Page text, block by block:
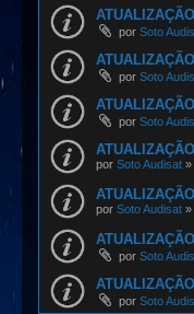
por Soto
por Soto
por Soto
por Soto Audisat »
por Soto Audisat »
por Soto
por Soto